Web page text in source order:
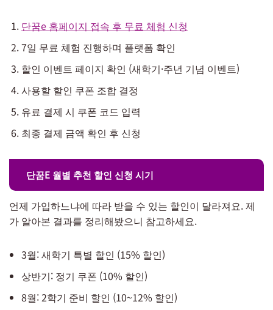
단꿈e 홈페이지 접속 후 무료 체험 신청
7일 무료 체험 진행하며 플랫폼 확인
할인 이벤트 페이지 확인 (새학기·주년 기념 이벤트)
사용할 할인 쿠폰 조합 결정
유료 결제 시 쿠폰 코드 입력
최종 결제 금액 확인 후 신청
단꿈E 월별 추천 할인 신청 시기
언제 가입하느냐에 따라 받을 수 있는 할인이 달라져요. 제
가 알아본 결과를 정리해봤으니 참고하세요.
3월: 새학기 특별 할인 (15% 할인)
상반기: 정기 쿠폰 (10% 할인)
8월: 2학기 준비 할인 (10~12% 할인)